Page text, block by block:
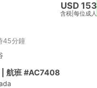
USD 153
含税 每位成人
45分鐘
| 航班 #AC7408